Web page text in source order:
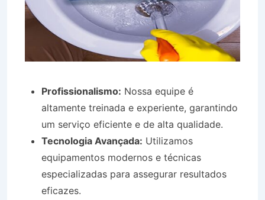
Profissionalismo: Nossa equipe é
altamente treinada e experiente, garantindo
um serviço eficiente e de alta qualidade.
Tecnologia Avançada: Utilizamos
equipamentos modernos e técnicas
especializadas para assegurar resultados
eficazes.